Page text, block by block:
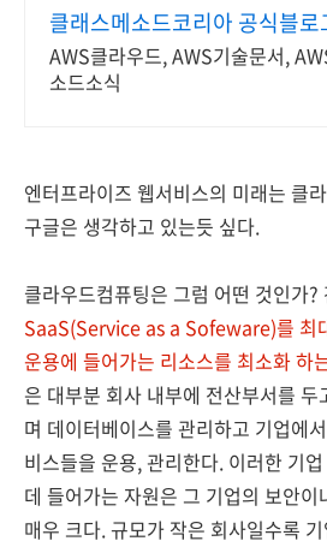
클래스메소드코리아 공식블로
AWS클라우드, AWS기술문서,
소드소식
엔터프라이즈 웹서비스의 미래는 클
구글은 생각하고 있는듯 싶다.
클라우드컴퓨팅은 그럼 어떤 것인가?
SaaS(Service as a Sofeware)를 최
운용에 들어가는 리소스를 최소화 하
은 대부분 회사 내부에 전산부서를
며 데이터베이스를 관리하고 기업에
비스들을 운용, 관리한다. 이러한 기
데 들어가는 자원은 그 기업의 보안
매우 크다. 규모가 작은 회사일수록